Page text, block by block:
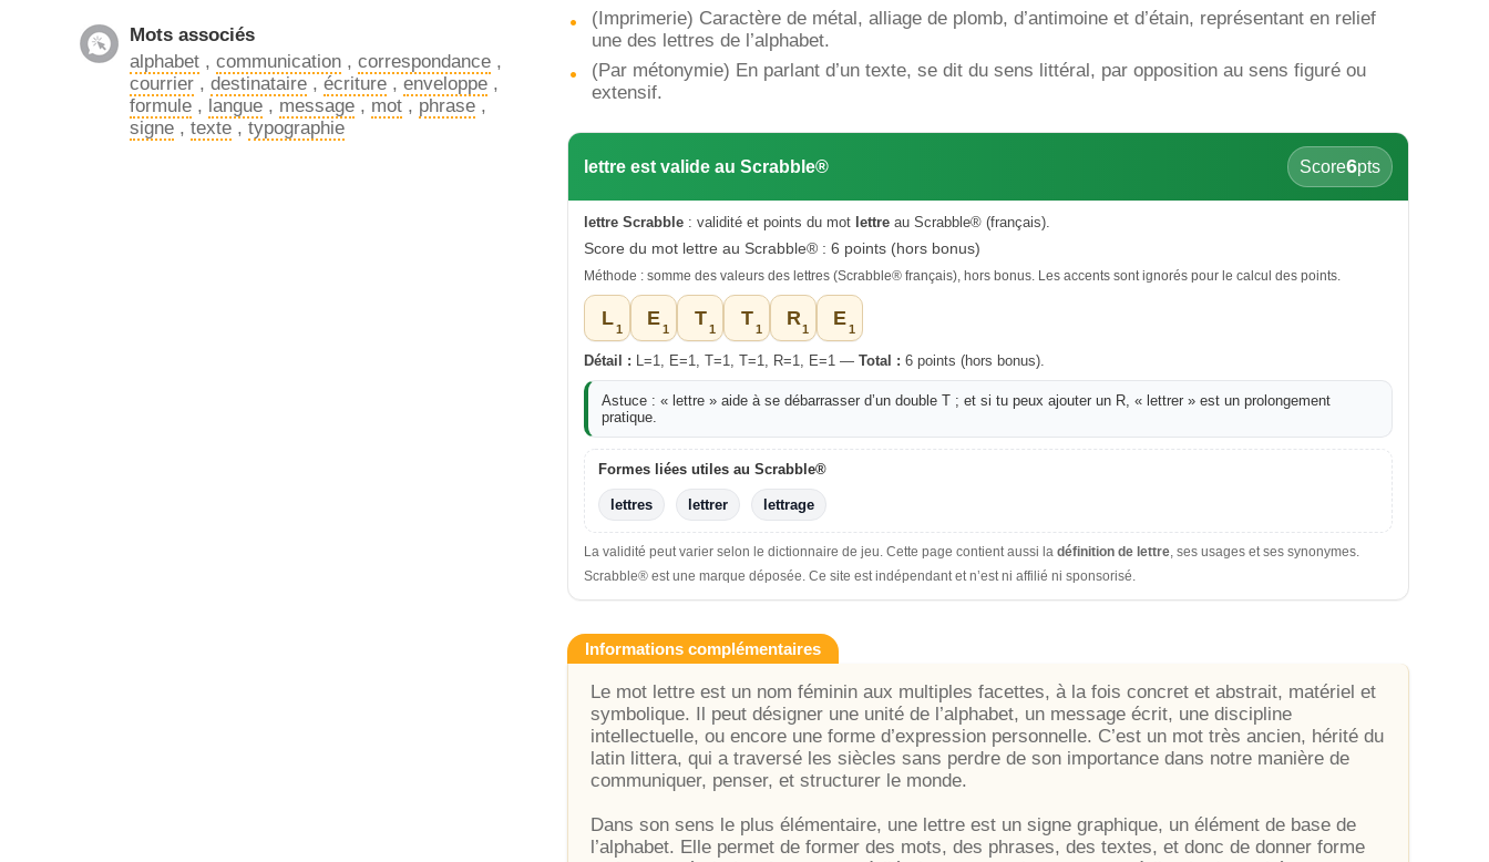
Mots associés
alphabet , communication , correspondance ,
courrier , destinataire , écriture , enveloppe ,
formule , langue , message , mot , phrase ,
signe , texte , typographie
(Imprimerie) Caractère de métal, alliage de plomb, d’antimoine et d’étain, représentant en relief
une des lettres de l’alphabet.
(Par métonymie) En parlant d’un texte, se dit du sens littéral, par opposition au sens figuré ou
extensif.
lettre est valide au Scrabble® Score6pts
lettre Scrabble : validité et points du mot lettre au Scrabble® (français).
Score du mot lettre au Scrabble® : 6 points (hors bonus)
Méthode : somme des valeurs des lettres (Scrabble® français), hors bonus. Les accents sont ignorés pour le calcul des points.
L
1
E
1
T
1
T
1
R
1
E
1
Détail : L=1, E=1, T=1, T=1, R=1, E=1 — Total : 6 points (hors bonus).
Astuce : « lettre » aide à se débarrasser d’un double T ; et si tu peux ajouter un R, « lettrer » est un prolongement
pratique.
Formes liées utiles au Scrabble®
lettres lettrer lettrage
La validité peut varier selon le dictionnaire de jeu. Cette page contient aussi la définition de lettre, ses usages et ses synonymes.
Scrabble® est une marque déposée. Ce site est indépendant et n’est ni affilié ni sponsorisé.
Informations complémentaires
Le mot lettre est un nom féminin aux multiples facettes, à la fois concret et abstrait, matériel et
symbolique. Il peut désigner une unité de l’alphabet, un message écrit, une discipline
intellectuelle, ou encore une forme d’expression personnelle. C’est un mot très ancien, hérité du
latin littera, qui a traversé les siècles sans perdre de son importance dans notre manière de
communiquer, penser, et structurer le monde.
Dans son sens le plus élémentaire, une lettre est un signe graphique, un élément de base de
l’alphabet. Elle permet de former des mots, des phrases, des textes, et donc de donner forme